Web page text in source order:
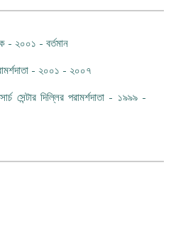
- ২০০১ - বর্তমান
- ২০০১ - ২০০৭
সেন্টার দিল্লির পরামর্শদাতা - ১৯৯৯ -